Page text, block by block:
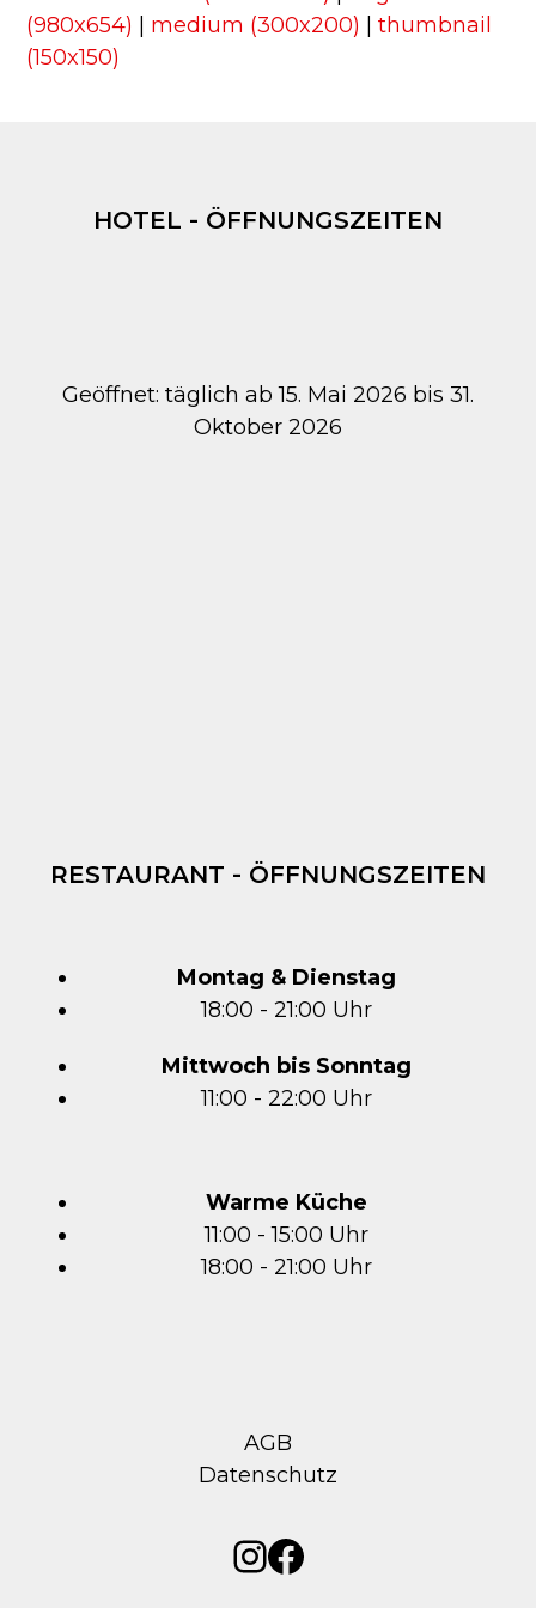
(980x654)
medium (300x200) |thumbnail
(150x150)
HOTEL - ÖFFNUNGSZEITEN
Geöffnet: täglich ab 15. Mai 2026 bis 31.
Oktober 2026
RESTAURANT - ÖFFNUNGSZEITEN
Montag & Dienstag
18:00 - 21:00 Uhr
Mittwoch bis Sonntag
11:00 - 22:00 Uhr
Warme Küche
11:00 - 15:00 Uhr
18:00 - 21:00 Uhr
AGB
Datenschutz
Instagram
Facebook